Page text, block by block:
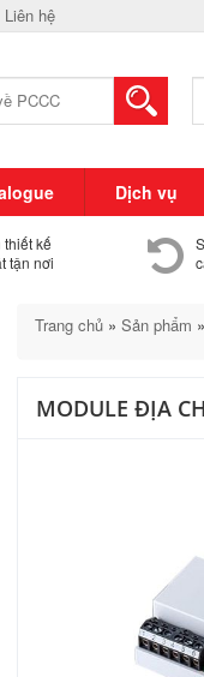
Liên hệ
Dịch vụ
thiết kế
tận nơi
Trang chủ» Sản phẩm »
MODULE ĐỊA